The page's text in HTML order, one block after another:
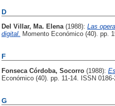
D
Del Villar, Ma. Elena (1988): Las
digital.
Momento Económico (40). pp.
F
Fonseca Córdoba, Socorro (1988):
Económico (40). pp. 11-14. ISSN 0186-
G